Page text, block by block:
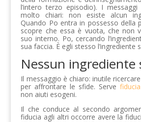
l’intero terzo episodio). I
molto chiari: non esiste alcun
Quando Po entra in possesso della
scopre che essa è vuota, che non
suo interno. Po, cercando
sua faccia. È egli stesso l’ingrediente
Nessun ingrediente
Il messaggio è chiaro: inutile
per affrontare le sfide. Serve fiducia
non aiuti esogeni.
Il che conduce al secondo
fiducia agli altri occorre avere la